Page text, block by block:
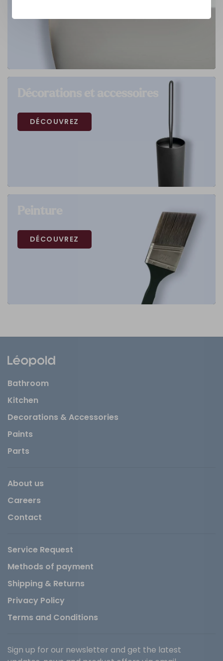
DÉCOUVREZ
DÉCOUVREZ
Bathroom
Kitchen
Decorations & Accessories
Paints
Parts
About us
Careers
Contact
Service Request
Methods of payment
Shipping & Returns
Privacy Policy
Terms and Conditions
Sign up for our newsletter and get the latest